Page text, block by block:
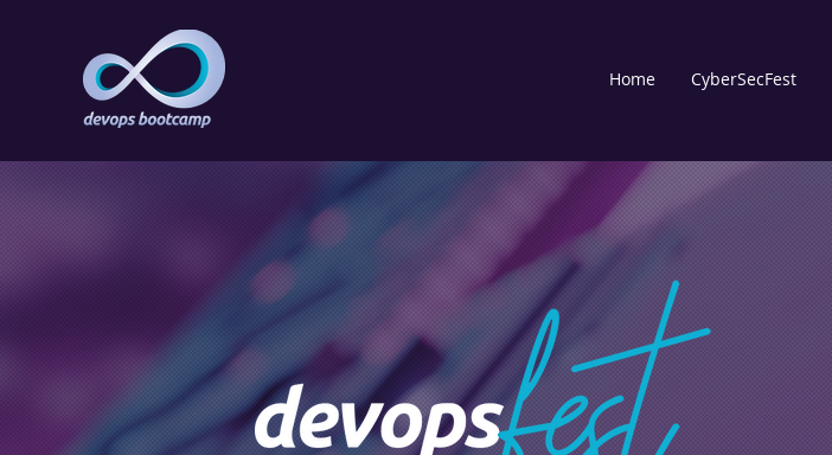
Home CyberSecFest